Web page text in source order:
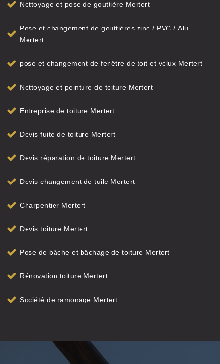
Nettoyage et pose de gouttière Mertert
Pose et changement de gouttières zinc / PVC / Alu
Mertert
pose et changement de fenêtre de toit et velux Mertert
Nettoyage et peinture de toiture Mertert
Entreprise de toiture Mertert
Devis fuite de toiture Mertert
Devis réparation de toiture Mertert
Devis changement de tuile Mertert
Charpentier Mertert
Devis toiture Mertert
Pose de bâche et bâchage de toiture Mertert
Rénovation toiture Mertert
Société de ramonage Mertert